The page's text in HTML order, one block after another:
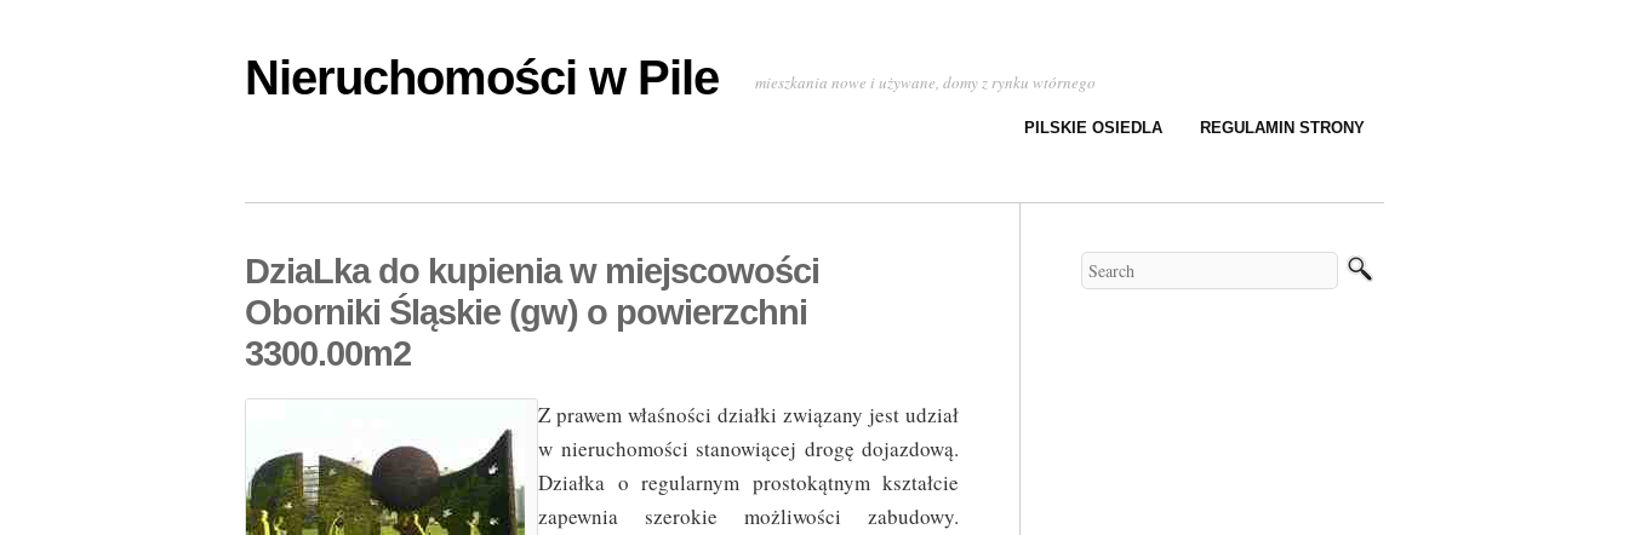
Nieruchomości w Pile mieszkania nowe i używane, domy z rynku wtórnego
PILSKIE OSIEDLA REGULAMIN STRONY
DziaLka do kupienia w miejscowości
Oborniki Śląskie (gw) o powierzchni
3300.00m2
Z prawem właśności działki związany jest udział
w nieruchomości stanowiącej drogę dojazdową.
Działka o regularnym prostokątnym kształcie
zapewnia szerokie możliwości zabudowy.